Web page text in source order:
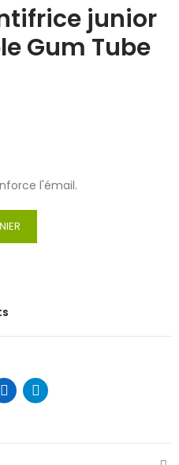
junior
Gum Tube
l'émail.